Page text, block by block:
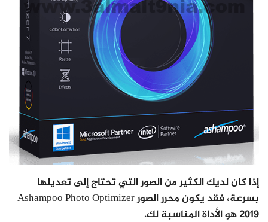
إذا كان لديك الكثير من الصور التي تحتاج إلى تعديلها
بسرعة، فقد يكون محرر الصور Ashampoo Photo Optimizer
2019 هو الأداة المناسبة لك.